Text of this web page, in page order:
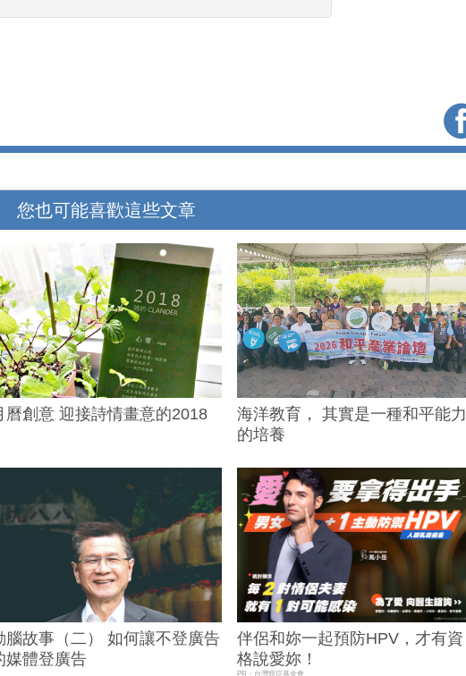
您也可能喜歡這些文章
曆創意 迎接詩情畫意的2018
海洋教育， 其實是一種和平能力
的培養
腦故事（二） 如何讓不登廣告
媒體登廣告
伴侶和妳一起預防HPV，才有資
格說愛妳！
PR・台灣癌症基金會